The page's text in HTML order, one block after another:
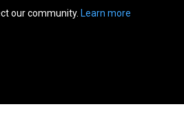
Learn more